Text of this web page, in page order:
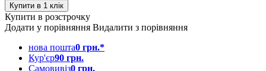
Купити в розстрочку
Додати у порівняння Видалити з порівняння
нова пошта0 грн.*
Кур'єр90 грн.
Самовивіз0 грн.